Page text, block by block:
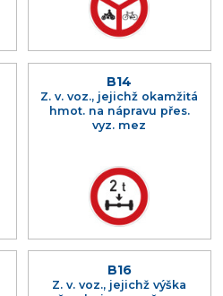
B14
Z. v. voz., jejichž okamžitá
hmot. na nápravu přes.
vyz. mez
B16
Z. v. voz., jejichž výška